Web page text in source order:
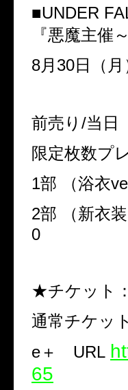
■UNDER
『悪魔主催
8月 30日（月
前売り /当日
限定枚数プ
1部 （浴衣
2部 （新衣
0
★チケット：
通常チケッ
e＋ URL
65